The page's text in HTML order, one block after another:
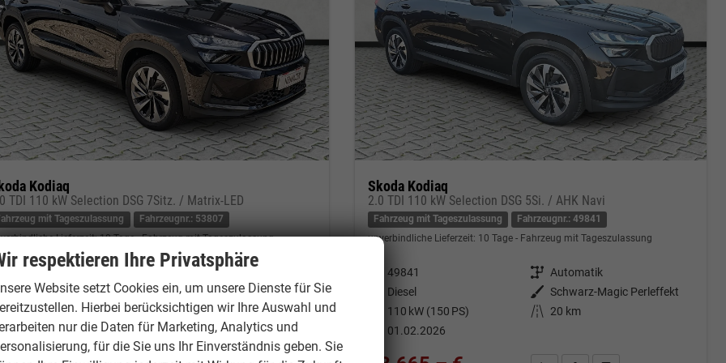
Kodiaq
TDI 110 kW Selection DSG 7Sitz. / Matrix-LED
mit Tageszulassung
Fahrzeugnr.: 53807
Lieferzeit:10 Tage Fahrzeug mit Tageszulassung
Automatik
Diesel Außenfarbe Schwarz-Magic Perleffekt
110 kW (150 PS) Kilometerstand 15 km
01.04.2026
Skoda Kodiaq
2.0 TDI 110 kW Selection DSG 5Si. / AHK Navi
Fahrzeug mit Tageszulassung
Fahrzeugnr.: 49841
unverbindliche Lieferzeit: 10 Tage Fahrzeug mit Tageszulassung
49841 Getriebe Automatik
Diesel Außenfarbe Schwarz-Magic Perleffekt
110 kW (150 PS) Kilometerstand
20 km
01.02.2026
respektieren Ihre Privatsphäre
Website setzt Cookies ein, um unsere Dienste für Sie
Hierbei berücksichtigen wir Ihre Auswahl und
nur die Daten für Marketing, Analytics und
für die Sie uns Ihr Einverständnis geben. Sie